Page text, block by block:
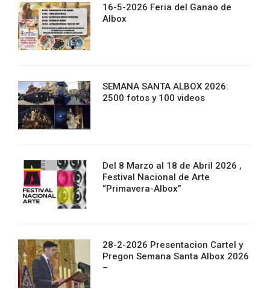
16-5-2026 Feria del Ganao de
Albox
SEMANA SANTA ALBOX 2026:
2500 fotos y 100 videos
Del 8 Marzo al 18 de Abril 2026 ,
Festival Nacional de Arte
“Primavera-Albox”
28-2-2026 Presentacion Cartel y
Pregon Semana Santa Albox 2026
–